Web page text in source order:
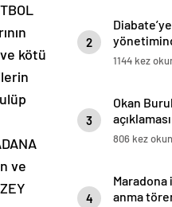
kötü
ve
2
1144 kez
3
Okan
mutsuz
806 kez
4
anma